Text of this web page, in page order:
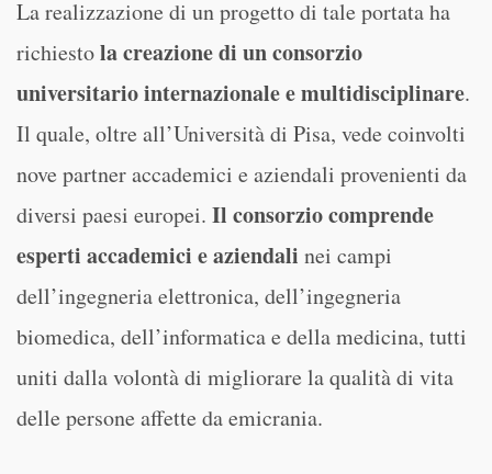
La realizzazione di un progetto di tale portata ha
richiestola creazione di un consorzio
universitario internazionale e multidisciplinare.
Il quale, oltre all’Università di Pisa, vede coinvolti
nove partner accademici e aziendali provenienti da
diversi paesi europei. Il consorzio comprende
esperti accademici e aziendali nei campi
dell’ingegneria elettronica, dell’ingegneria
biomedica, dell’informatica e della medicina, tutti
uniti dalla volontà di migliorare la qualità di vita
delle persone affette da emicrania.